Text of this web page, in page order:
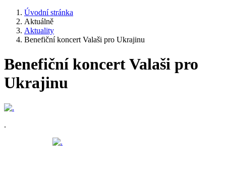
Úvodní stránka
Aktuálně
Aktuality
Benefiční koncert Valaši pro Ukrajinu
Benefiční koncert Valaši pro
Ukrajinu
.